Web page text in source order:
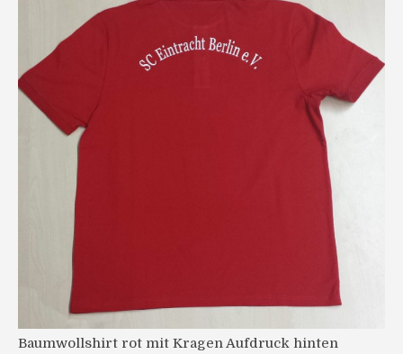
Baumwollshirt rot mit Kragen Aufdruck hinten